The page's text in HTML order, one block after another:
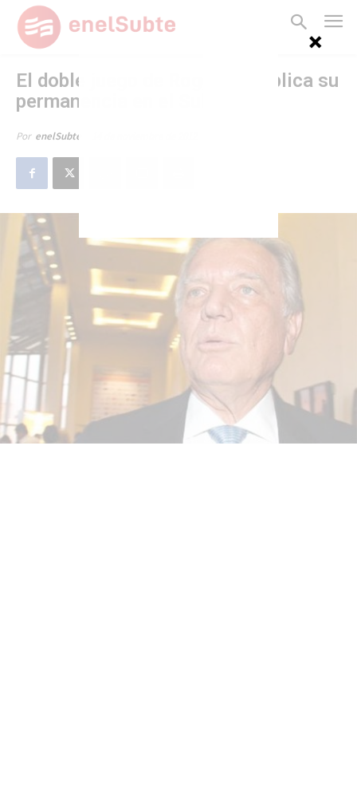
El doble juego de Roggio complica su
permanencia en el Subte
Por enelSubte